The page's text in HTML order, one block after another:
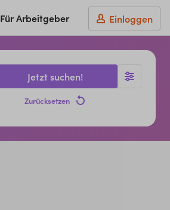
Für Arbeitgeber Einloggen
Jetzt suchen!
Zurücksetzen